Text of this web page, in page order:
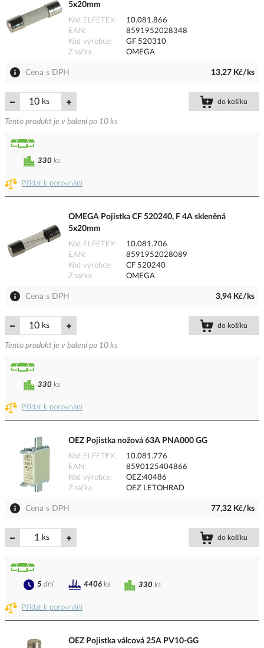
5x20mm
Kód ELFETEX
10.081.866
EAN
8591952028348
Kód výrobce
GF 520310
Značka
OMEGA
Cena s DPH 13,27 Kč/ks
ks do košíku
Tento produkt je v balení po 10 ks
Přidat k porovnání
330 ks
OMEGA Pojistka CF 520240, F 4A skleněná
5x20mm
Kód ELFETEX
10.081.706
EAN
8591952028089
Kód výrobce
CF 520240
Značka
OMEGA
Cena s DPH 3,94 Kč/ks
ks do košíku
Tento produkt je v balení po 10 ks
Přidat k porovnání
330 ks
OEZ Pojistka nožová 63A PNA000 GG
Kód ELFETEX
10.081.776
EAN
8590125404866
Kód výrobce
OEZ:40486
Značka
OEZ LETOHRAD
Cena s DPH 77,32 Kč/ks
ks do košíku
Přidat k porovnání
330 ks
5 dní 4406 ks
OEZ Pojistka válcová 25A PV10-GG